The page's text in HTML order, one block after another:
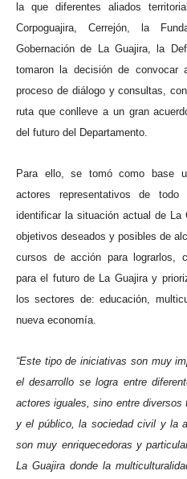
la que diferentes aliados
Corpoguajira, Cerrejón, la
Gobernación de La Guajira, la
tomaron la decisión de
proceso de diálogo y consultas,
ruta que conlleve a un gran
del futuro del Departamento.
Para ello, se tomó como base
actores representativos de
identificar la situación actual de La
objetivos deseados y posibles de
cursos de acción para lograrlos,
para el futuro de La Guajira y
los sectores de: educación,
nueva economía.
“Este tipo de iniciativas son muy
el desarrollo se logra entre
actores iguales, sino entre
y el público, la sociedad civil y la
son muy enriquecedoras y
La Guajira donde la